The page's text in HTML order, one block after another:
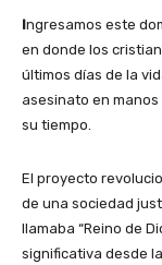
Ingresamos este
en donde los
últimos días de la
asesinato en
su tiempo.
El proyecto
de una sociedad
llamaba “Reino de
significativa desde